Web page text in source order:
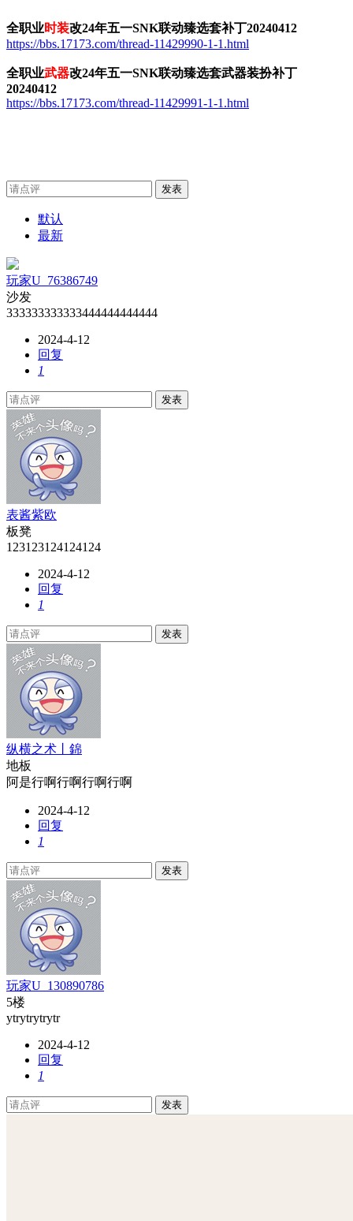
全职业时装改24年五一SNK联动臻选套补丁20240412
https://bbs.17173.com/thread-11429990-1-1.html
全职业武器改24年五一SNK联动臻选套武器装扮补丁
20240412
https://bbs.17173.com/thread-11429991-1-1.html
发表
默认
最新
玩家U_76386749
沙发
333333333333444444444444
2024-4-12
回复
1
发表
表酱紫欧
板凳
123123124124124
2024-4-12
回复
1
发表
纵横之术丨錦
地板
阿是行啊行啊行啊行啊
2024-4-12
回复
1
发表
玩家U_130890786
5楼
ytrytrytrytr
2024-4-12
回复
1
发表